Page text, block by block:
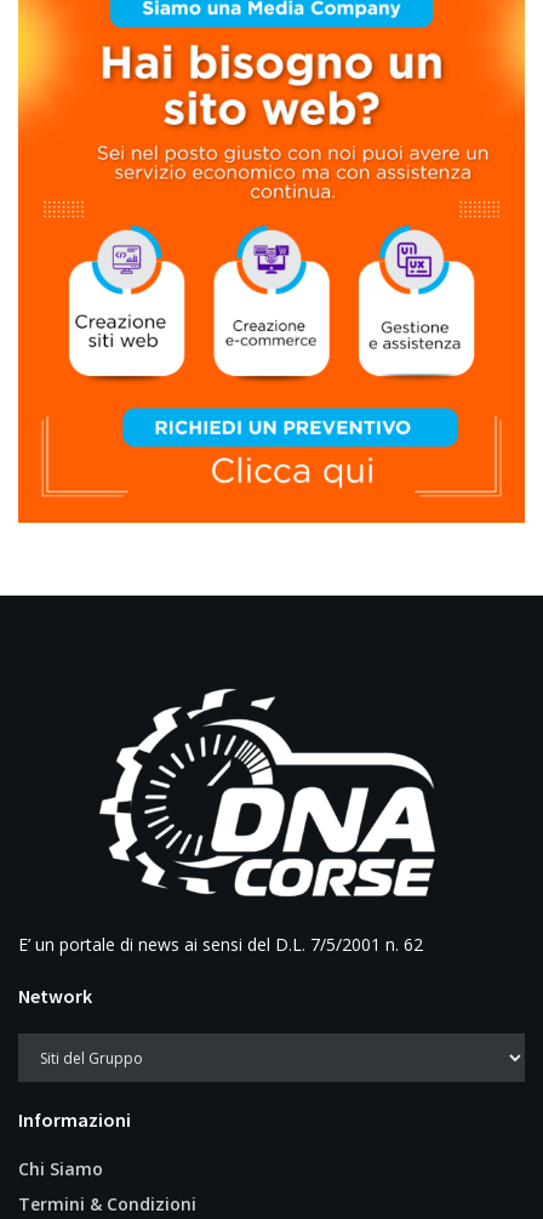
E’ un portale di news ai sensi del D.L. 7/5/2001 n. 62
Network
Informazioni
Chi Siamo
Termini & Condizioni